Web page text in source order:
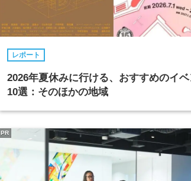
レポート
2026年夏休みに行ける、おすすめのイベ
10選：そのほかの地域
PR